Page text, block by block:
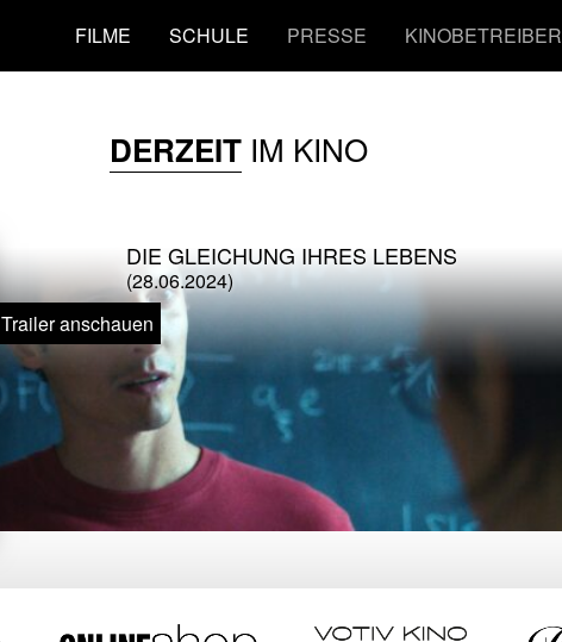
FILME SCHULE PRESSE KINOBETREIBER
DERZEITIM KINO
DIE GLEICHUNG IHRES LEBENS
(28.06.2024)
Trailer anschauen